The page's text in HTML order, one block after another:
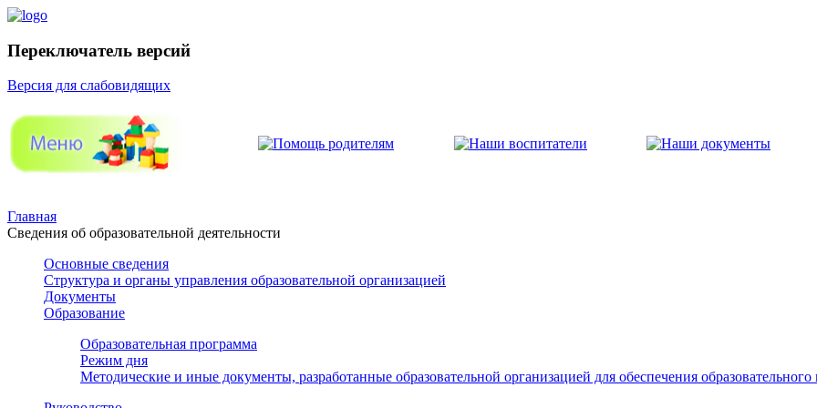
Переключатель версий
Версия для слабовидящих
Главная
Сведения об образовательной деятельности
Основные сведения
Структура и органы управления образовательной организацией
Документы
Образование
Образовательная программа
Режим дня
Методические и иные документы, разработанные образовательной организацией для обеспечения образовательного